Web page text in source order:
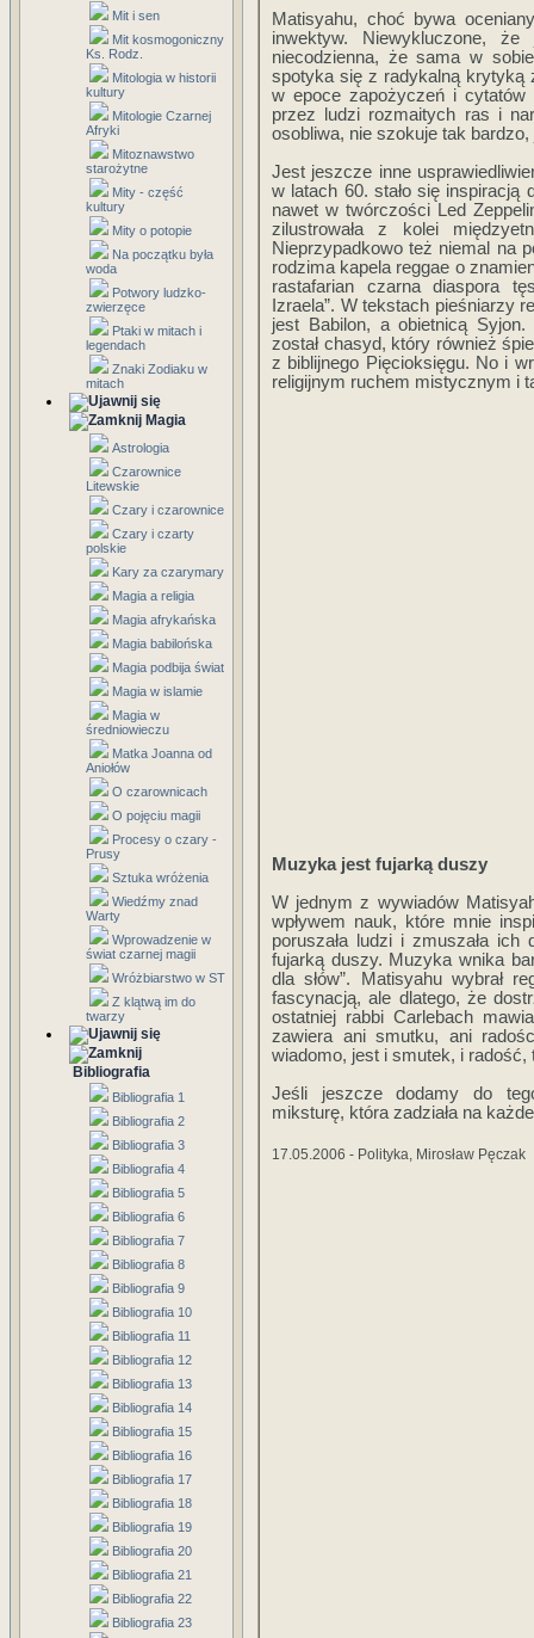
Mit i sen
Mit kosmogoniczny
Ks. Rodz.
Mitologia w historii
kultury
Mitologie Czarnej
Afryki
Mitoznawstwo
starożytne
Mity - część
kultury
Mity o potopie
Na początku była
woda
Potwory ludzko-
zwierzęce
Ptaki w mitach i
legendach
Znaki Zodiaku w
mitach
Magia
Astrologia
Czarownice
Litewskie
Czary i czarownice
Czary i czarty
polskie
Kary za czarymary
Magia a religia
Magia afrykańska
Magia babilońska
Magia podbija świat
Magia w islamie
Magia w
średniowieczu
Matka Joanna od
Aniołów
O czarownicach
O pojęciu magii
Procesy o czary -
Prusy
Sztuka wróżenia
Wiedźmy znad
Warty
Wprowadzenie w
świat czarnej magii
Wróżbiarstwo w ST
Z klątwą im do
twarzy
Bibliografia
Bibliografia 1
Bibliografia 2
Bibliografia 3
Bibliografia 4
Bibliografia 5
Bibliografia 6
Bibliografia 7
Bibliografia 8
Bibliografia 9
Bibliografia 10
Bibliografia 11
Bibliografia 12
Bibliografia 13
Bibliografia 14
Bibliografia 15
Bibliografia 16
Bibliografia 17
Bibliografia 18
Bibliografia 19
Bibliografia 20
Bibliografia 21
Bibliografia 22
Bibliografia 23
Matisyahu, choć bywa
inwektyw. Niewykluczone,
niecodzienna, że sama w
spotyka się z radykalną krytyką
w epoce zapożyczeń i cytatów
przez ludzi rozmaitych ras i
osobliwa, nie szokuje tak
Jest jeszcze inne
w latach 60. stało się inspiracją
nawet w twórczości Led
zilustrowała z kolei
Nieprzypadkowo też niemal na
rodzima kapela reggae o
rastafarian czarna diaspora
Izraela”. W tekstach pieśniarzy
jest Babilon, a obietnicą
został chasyd, który również
z biblijnego Pięcioksięgu. No i
religijnym ruchem mistycznym i
Muzyka jest fujarką duszy
W jednym z wywiadów
wpływem nauk, które mnie
poruszała ludzi i zmuszała
fujarką duszy. Muzyka wnika
dla słów”. Matisyahu wybrał
fascynacją, ale dlatego, że
ostatniej rabbi Carlebach
zawiera ani smutku, ani
wiadomo, jest i smutek, i radość,
Jeśli jeszcze dodamy do
miksturę, która zadziała na
17.05.2006 - Polityka, Mirosław Pęczak